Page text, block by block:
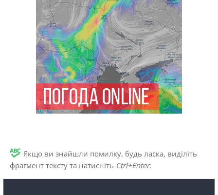
Якщо ви знайшли помилку, будь ласка, виділіть
фрагмент тексту та натисніть Ctrl+Enter.